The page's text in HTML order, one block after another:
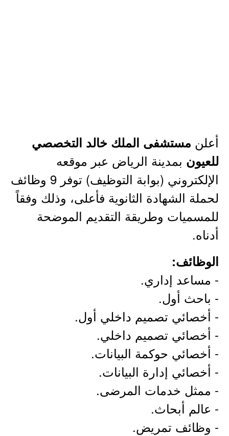
أعلن مستشفى الملك خالد التخصصي
للعيون بمدينة الرياض عبر موقعه
الإلكتروني (بوابة التوظيف) توفر 9 وظائف
لحملة الشهادة الثانوية فأعلى، وذلك وفقاً
للمسميات وطريقة التقديم الموضحة
أدناه.
الوظائف:
- مساعد إداري.
- باحث أول.
- أخصائي تصميم داخلي أول.
- أخصائي تصميم داخلي.
- أخصائي حوكمة البيانات.
- أخصائي إدارة البيانات.
- ممثل خدمات المرضى.
- عالم أبحاث.
- وظائف تمريض.